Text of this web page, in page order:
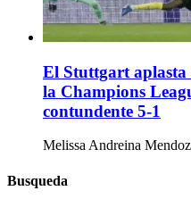
El Stuttgart aplasta
la Champions
contundente 5-1
Melissa Andreina
Busqueda